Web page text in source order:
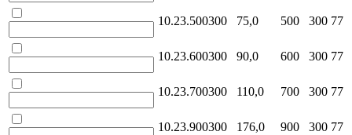
10.23.500300 75,0 500 300 77
10.23.600300 90,0 600 300 77
10.23.700300 110,0 700 300 77
10.23.900300 176,0 900 300 77